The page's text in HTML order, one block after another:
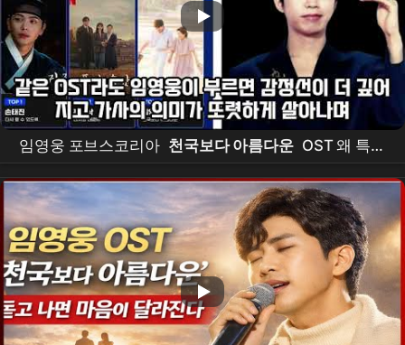
임영웅 포브스코리아 천국보다 아름다운 OST 왜 특별
할까